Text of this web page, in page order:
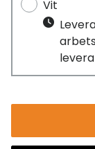
Vit